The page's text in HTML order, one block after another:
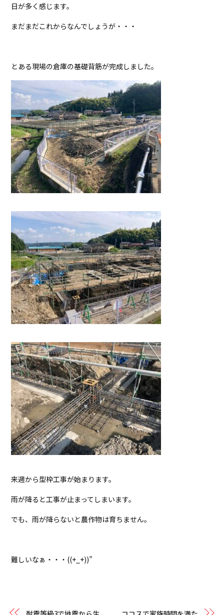
日が多く感じます。
まだまだこれからなんでしょうが・・・
とある現場の倉庫の基礎背筋が完成しました。
来週から型枠工事が始まります。
雨が降ると工事が止まってしまいます。
でも、雨が降らないと農作物は育ちません。
難しいなぁ・・・((+_+))”